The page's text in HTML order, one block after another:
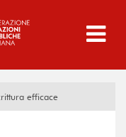
efficace